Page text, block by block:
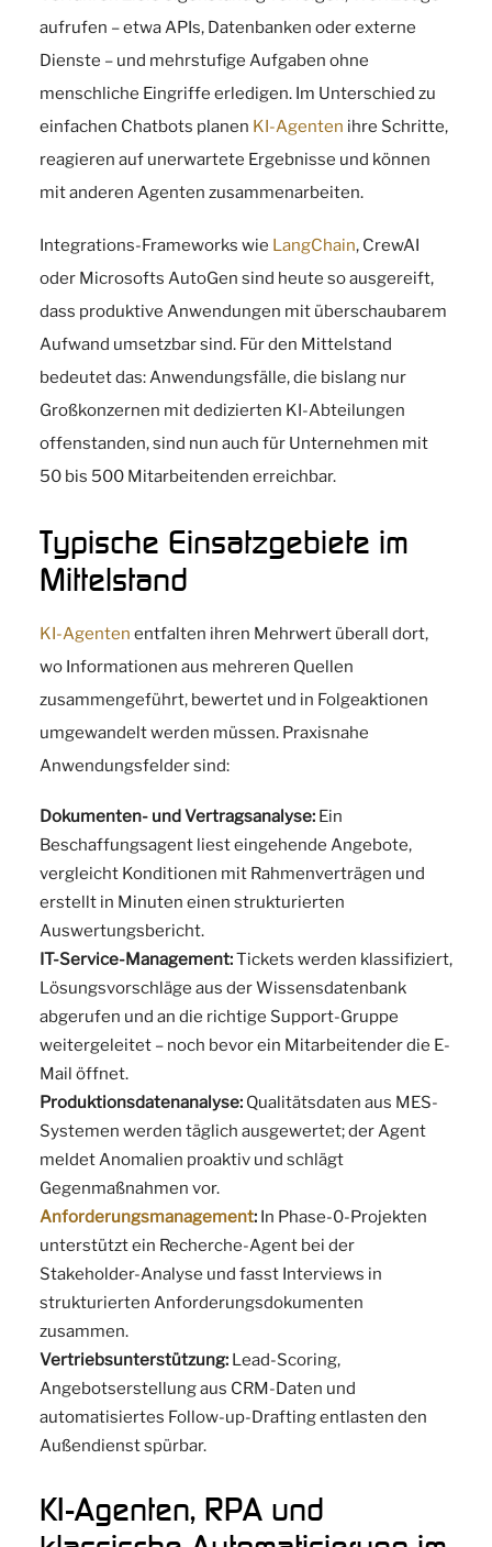
aufrufen – etwa APIs, Datenbanken oder externe
Dienste – und mehrstufige Aufgaben ohne
menschliche Eingriffe erledigen. Im Unterschied zu
einfachen Chatbots planen KI-Agenten ihre Schritte,
reagieren auf unerwartete Ergebnisse und können
mit anderen Agenten zusammenarbeiten.
Integrations-Frameworks wie LangChain, CrewAI
oder Microsofts AutoGen sind heute so ausgereift,
dass produktive Anwendungen mit überschaubarem
Aufwand umsetzbar sind. Für den Mittelstand
bedeutet das: Anwendungsfälle, die bislang nur
Großkonzernen mit dedizierten KI-Abteilungen
offenstanden, sind nun auch für Unternehmen mit
50 bis 500 Mitarbeitenden erreichbar.
Typische Einsatzgebiete im
Mittelstand
KI-Agenten entfalten ihren Mehrwert überall dort,
wo Informationen aus mehreren Quellen
zusammengeführt, bewertet und in Folgeaktionen
umgewandelt werden müssen. Praxisnahe
Anwendungsfelder sind:
Dokumenten- und Vertragsanalyse: Ein
Beschaffungsagent liest eingehende Angebote,
vergleicht Konditionen mit Rahmenverträgen und
erstellt in Minuten einen strukturierten
Auswertungsbericht.
IT-Service-Management:Tickets werden klassifiziert,
Lösungsvorschläge aus der Wissensdatenbank
abgerufen und an die richtige Support-Gruppe
weitergeleitet – noch bevor ein Mitarbeitender die E-
Mail öffnet.
Produktionsdatenanalyse: Qualitätsdaten aus MES-
Systemen werden täglich ausgewertet; der Agent
meldet Anomalien proaktiv und schlägt
Gegenmaßnahmen vor.
Anforderungsmanagement: In Phase-0-Projekten
unterstützt ein Recherche-Agent bei der
Stakeholder-Analyse und fasst Interviews in
strukturierten Anforderungsdokumenten
zusammen.
Vertriebsunterstützung: Lead-Scoring,
Angebotserstellung aus CRM-Daten und
automatisiertes Follow-up-Drafting entlasten den
Außendienst spürbar.
KI-Agenten, RPA und